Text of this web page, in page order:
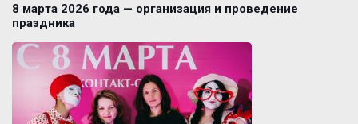
8 марта 2026 года — организация и проведение
праздника